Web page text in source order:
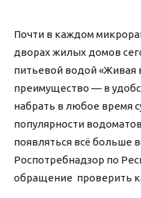
Почти в каждом
дворах жилых домов
питьевой водой «Живая
преимущество — в
набрать в любое время
популярности
появляться всё больше
Роспотребнадзор по
обращение проверить